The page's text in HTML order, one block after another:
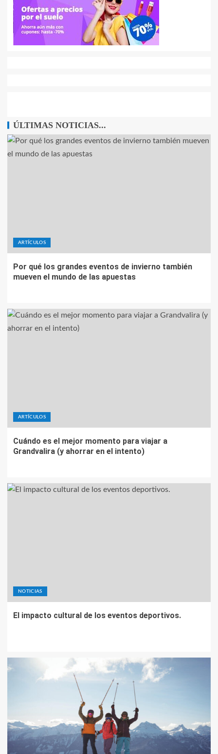
ÚLTIMAS NOTICIAS...
ARTÍCULOS
Por qué los grandes eventos de invierno también
mueven el mundo de las apuestas
ARTÍCULOS
Cuándo es el mejor momento para viajar a
Grandvalira (y ahorrar en el intento)
NOTICIAS
El impacto cultural de los eventos deportivos.